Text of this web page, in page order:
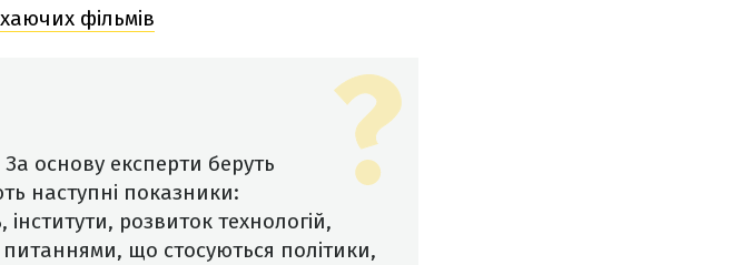
фільмів
основу експерти беруть
наступні показники:
розвиток технологій,
питаннями, що стосуються політики,